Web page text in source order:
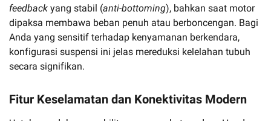
feedback yang stabil (anti-bottoming), bahkan saat motor
dipaksa membawa beban penuh atau berboncengan. Bagi
Anda yang sensitif terhadap kenyamanan berkendara,
konfigurasi suspensi ini jelas mereduksi kelelahan tubuh
secara signifikan.
Fitur Keselamatan dan Konektivitas Modern